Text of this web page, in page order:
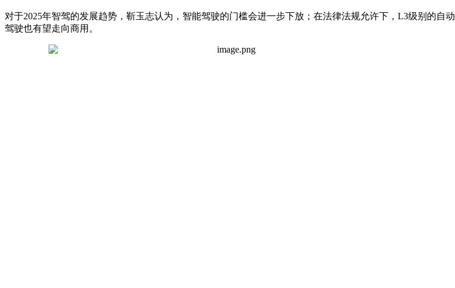
对于2025年智驾的发展趋势，靳玉志认为，智能驾驶的门槛会进一步下放；在法律法规允许下，L3级别的自动
驾驶也有望走向商用。